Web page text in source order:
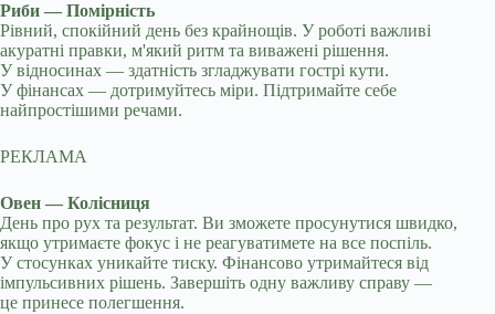
Риби — Помірність
Рівний, спокійний день без крайнощів. У роботі важливі
акуратні правки, м'який ритм та виважені рішення.
У відносинах — здатність згладжувати гострі кути.
У фінансах — дотримуйтесь міри. Підтримайте себе
найпростішими речами.
РЕКЛАМА
Овен — Колісниця
День про рух та результат. Ви зможете просунутися швидко,
якщо утримаєте фокус і не реагуватимете на все поспіль.
У стосунках уникайте тиску. Фінансово утримайтеся від
імпульсивних рішень. Завершіть одну важливу справу —
це принесе полегшення.